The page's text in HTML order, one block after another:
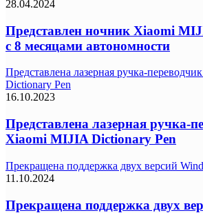
28.04.2024
Представлен ночник Xiaomi
с 8 месяцами автономности
Представлена лазерная ручка-
Dictionary Pen
16.10.2023
Представлена лазерная ручка-
Xiaomi MIJIA Dictionary Pen
Прекращена поддержка двух версий
11.10.2024
Прекращена поддержка двух